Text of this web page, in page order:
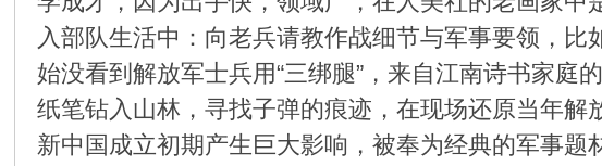
入部队生活中：向老兵请教作战细节与军事要领，
始没看到解放军士兵用“三绑腿”，来自江南诗书家
纸笔钻入山林，寻找子弹的痕迹，在现场还原当年
新中国成立初期产生巨大影响，被奉为经典的军事题